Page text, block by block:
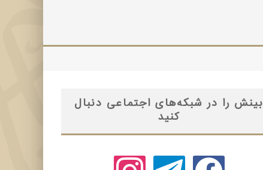
بینش را در شبکه‌های اجتماعی دنبال
کنید
facebook
telegram
instagram